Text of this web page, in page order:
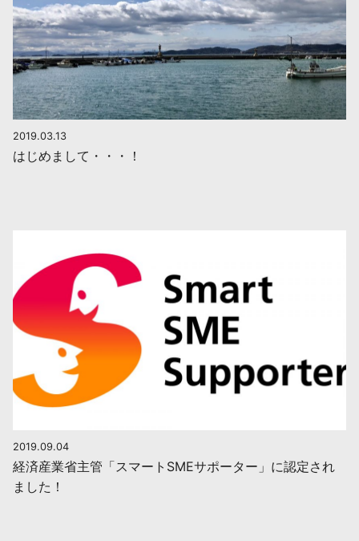
2019.03.13
はじめまして・・・！
2019.09.04
経済産業省主管「スマートSMEサポーター」に認定され
ました！